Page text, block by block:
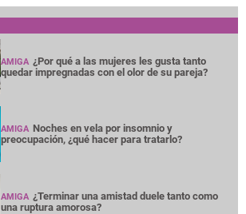
AMIGA ¿Por qué a las mujeres les gusta tanto
quedar impregnadas con el olor de su pareja?
AMIGA Noches en vela por insomnio y
preocupación, ¿qué hacer para tratarlo?
AMIGA ¿Terminar una amistad duele tanto como
una ruptura amorosa?